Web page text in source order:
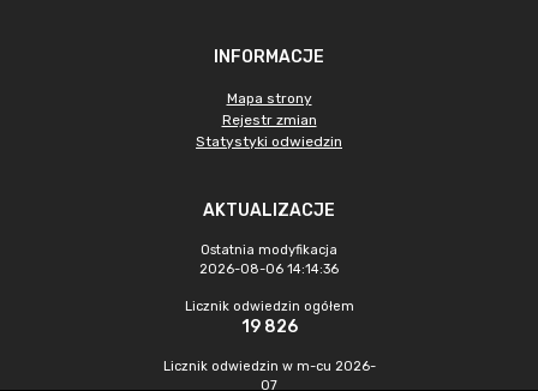
INFORMACJE
Mapa strony
Rejestr zmian
Statystyki odwiedzin
AKTUALIZACJE
Ostatnia modyfikacja
2026-08-06 14:14:36
Licznik odwiedzin ogółem
19 826
Licznik odwiedzin w m-cu 2026-
07